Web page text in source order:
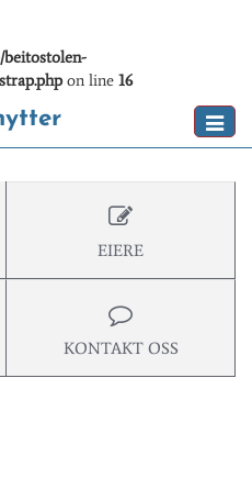
beitostolen-
on line 16
EIERE
KONTAKT OSS